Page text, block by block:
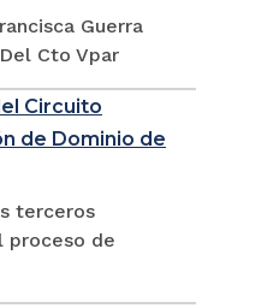
Guerra
Cto Vpar
Circuito
de Dominio de
terceros
proceso de